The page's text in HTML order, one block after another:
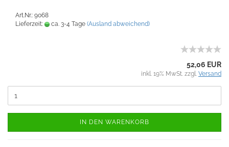
Art.Nr.: 9068
Lieferzeit:
ca. 3-4 Tage (Ausland abweichend)
52,06 EUR
inkl. 19% MwSt. zzgl. Versand
IN DEN WARENKORB